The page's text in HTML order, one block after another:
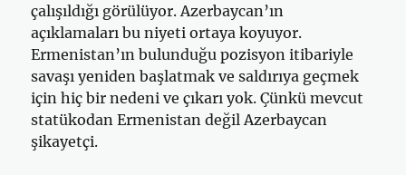
çalışıldığı görülüyor. Azerbaycan’ın
açıklamaları bu niyeti ortaya koyuyor.
Ermenistan’ın bulunduğu pozisyon itibariyle
savaşı yeniden başlatmak ve saldırıya geçmek
için hiç bir nedeni ve çıkarı yok. Çünkü mevcut
statükodan Ermenistan değil Azerbaycan
şikayetçi.